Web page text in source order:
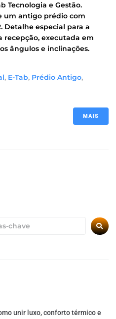
Tecnologia e Gestão.
um antigo prédio com
Detalhe especial para a
recepção, executada em
ângulos e inclinações.
, E-Tab, Prédio Antigo,
MAIS
unir luxo, conforto térmico e